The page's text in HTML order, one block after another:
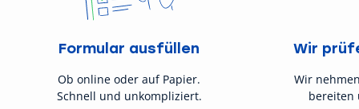
Formular ausfüllen
Ob online oder auf Papier.
Schnell und unkompliziert.
Wir
Wir
bereiten